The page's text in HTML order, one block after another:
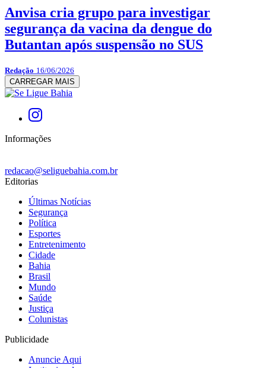
Anvisa cria grupo para investigar
segurança da vacina da dengue do
Butantan após suspensão no SUS
Redação 16/06/2026
CARREGAR MAIS
Informações
redacao@seliguebahia.com.br
Editorias
Últimas Notícias
Segurança
Política
Esportes
Entretenimento
Cidade
Bahia
Brasil
Mundo
Saúde
Justiça
Colunistas
Publicidade
Anuncie Aqui